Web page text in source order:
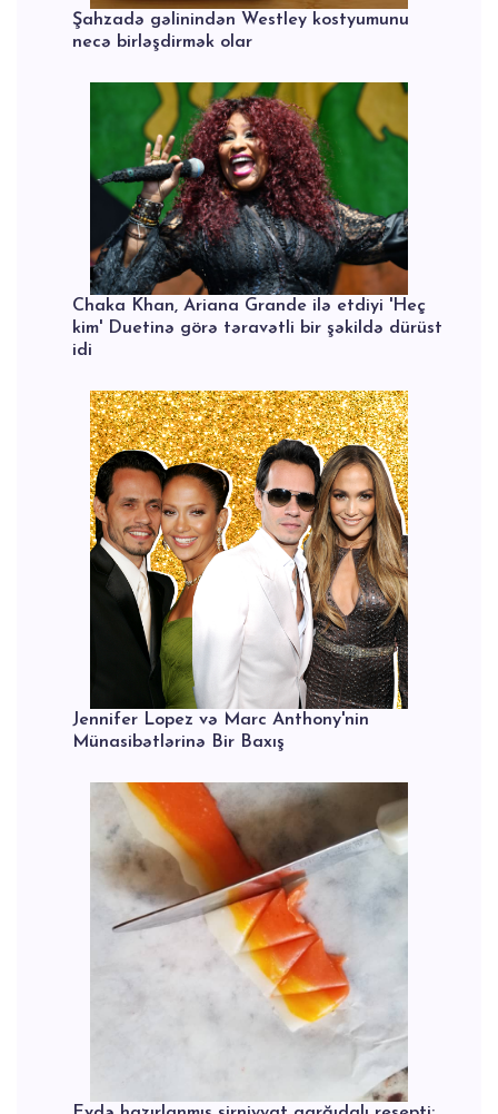
Şahzadə gəlinindən Westley kostyumunu
necə birləşdirmək olar
Chaka Khan, Ariana Grande ilə etdiyi 'Heç
kim' Duetinə görə təravətli bir şəkildə dürüst
idi
Jennifer Lopez və Marc Anthony'nin
Münasibətlərinə Bir Baxış